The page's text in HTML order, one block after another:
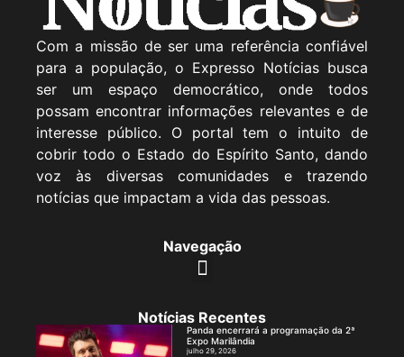
Com a missão de ser uma referência confiável
para a população, o Expresso Notícias busca
ser um espaço democrático, onde todos
possam encontrar informações relevantes e de
interesse público. O portal tem o intuito de
cobrir todo o Estado do Espírito Santo, dando
voz às diversas comunidades e trazendo
notícias que impactam a vida das pessoas.
Navegação
Notícias Recentes
Panda encerrará a programação da 2ª
Expo Marilândia
julho 29, 2026